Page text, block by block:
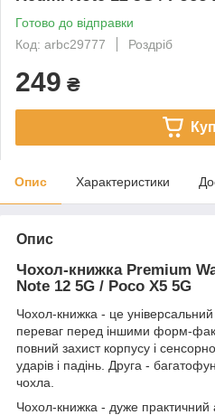
Готово до відправки
Код: arbc29777
Роздріб
249 ₴
Опис Характеристики
Опис
Чохол-книжка Premium
Note 12 5G / Poco X5 5G
Чохол-книжка - це
переваг перед іншими форм-
повний захист корпусу і
ударів і падінь. Друга -
чохла.
Чохол-книжка - дуже